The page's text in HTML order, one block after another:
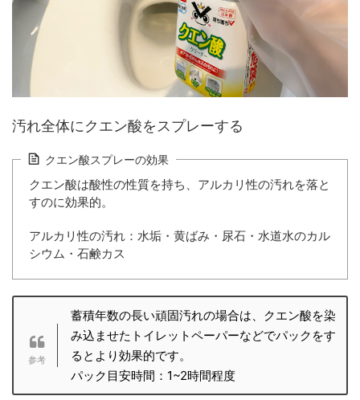
汚れ全体にクエン酸をスプレーする
クエン酸スプレーの効果
クエン酸は酸性の性質を持ち、アルカリ性の汚れを落と
すのに効果的。
アルカリ性の汚れ：水垢・黄ばみ・尿石・水道水のカル
シウム・石鹸カス
蓄積年数の長い頑固汚れの場合は、クエン酸を染
み込ませたトイレットペーパーなどでパックをす
るとより効果的です。
パック目安時間：1~2時間程度